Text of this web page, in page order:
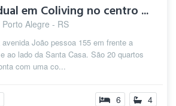
em Coliving no centro ...
Alegre - RS
João pessoa 155 em frente a
ao lado da Santa Casa. São 20 quartos
com uma co...
6 4